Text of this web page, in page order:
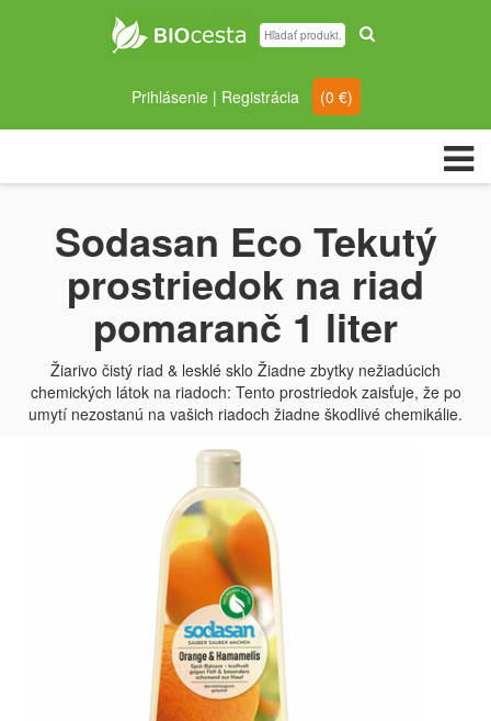
Prihlásenie| Registrácia (0 €)
Sodasan Eco Tekutý
prostriedok na riad
pomaranč 1 liter
Žiarivo čistý riad & lesklé sklo Žiadne zbytky nežiadúcich
chemických látok na riadoch: Tento prostriedok zaisťuje, že po
umytí nezostanú na vašich riadoch žiadne škodlivé chemikálie.